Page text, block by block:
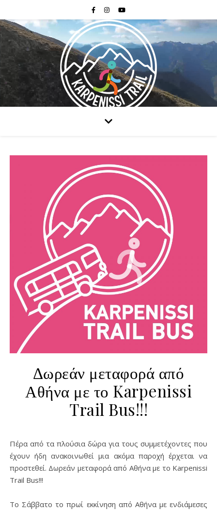
Δωρεάν μεταφορά από
Αθήνα με το Karpenissi
Trail Bus!!!
Πέρα από τα πλούσια δώρα για τους συμμετέχοντες που
έχουν ήδη ανακοινωθεί μια ακόμα παροχή έρχεται να
προστεθεί. Δωρεάν μεταφορά από Αθήνα με το Karpenissi
Trail Bus!!!
Το Σάββατο το πρωί εκκίνηση από Αθήνα με ενδιάμεσες